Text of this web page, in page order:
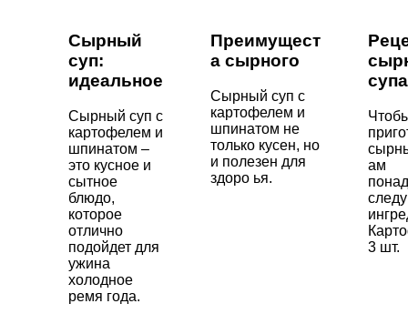
Сырный
суп:
идеальное
Сырный суп с
картофелем и
шпинатом –
это кусное и
сытное
блюдо,
которое
отлично
подойдет для
ужина
холодное
ремя года.
Преимущест
а сырного
Сырный суп с
картофелем и
шпинатом не
только кусен, но
и полезен для
здоро ья.
ам
3 шт.